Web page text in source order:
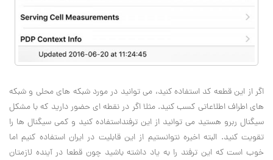
اگر از این قطعه کد استفاده کنید، می توانید در مورد شبکه های محلی و شبکه
های اطراف اطلاعاتی کسب کنید. مثلا اگر در نقطه ای حضور دارید که با مشکل
سیگنال ربرو هستید می توانید از این ترفنداستفاده کنید و کمی سیگنال ها را
تقویت کنید. البته اخیره نتوانستیم از این قابلیت در ایران استفاده کنیم اما
خوب است که این ترفند را به یاد داشته باشید چون قطعا در آینده لازمتان